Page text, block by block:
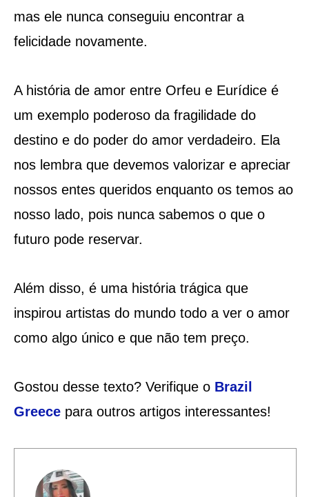
mas ele nunca conseguiu encontrar a
felicidade novamente.
A história de amor entre Orfeu e Eurídice é
um exemplo poderoso da fragilidade do
destino e do poder do amor verdadeiro. Ela
nos lembra que devemos valorizar e apreciar
nossos entes queridos enquanto os temos ao
nosso lado, pois nunca sabemos o que o
futuro pode reservar.
Além disso, é uma história trágica que
inspirou artistas do mundo todo a ver o amor
como algo único e que não tem preço.
Gostou desse texto? Verifique o Brazil
Greecepara outros artigos interessantes!